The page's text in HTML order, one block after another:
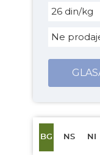
26 din/kg
Ne
BG NS NI